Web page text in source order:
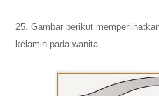
25. Gambar berikut
kelamin pada wanita.